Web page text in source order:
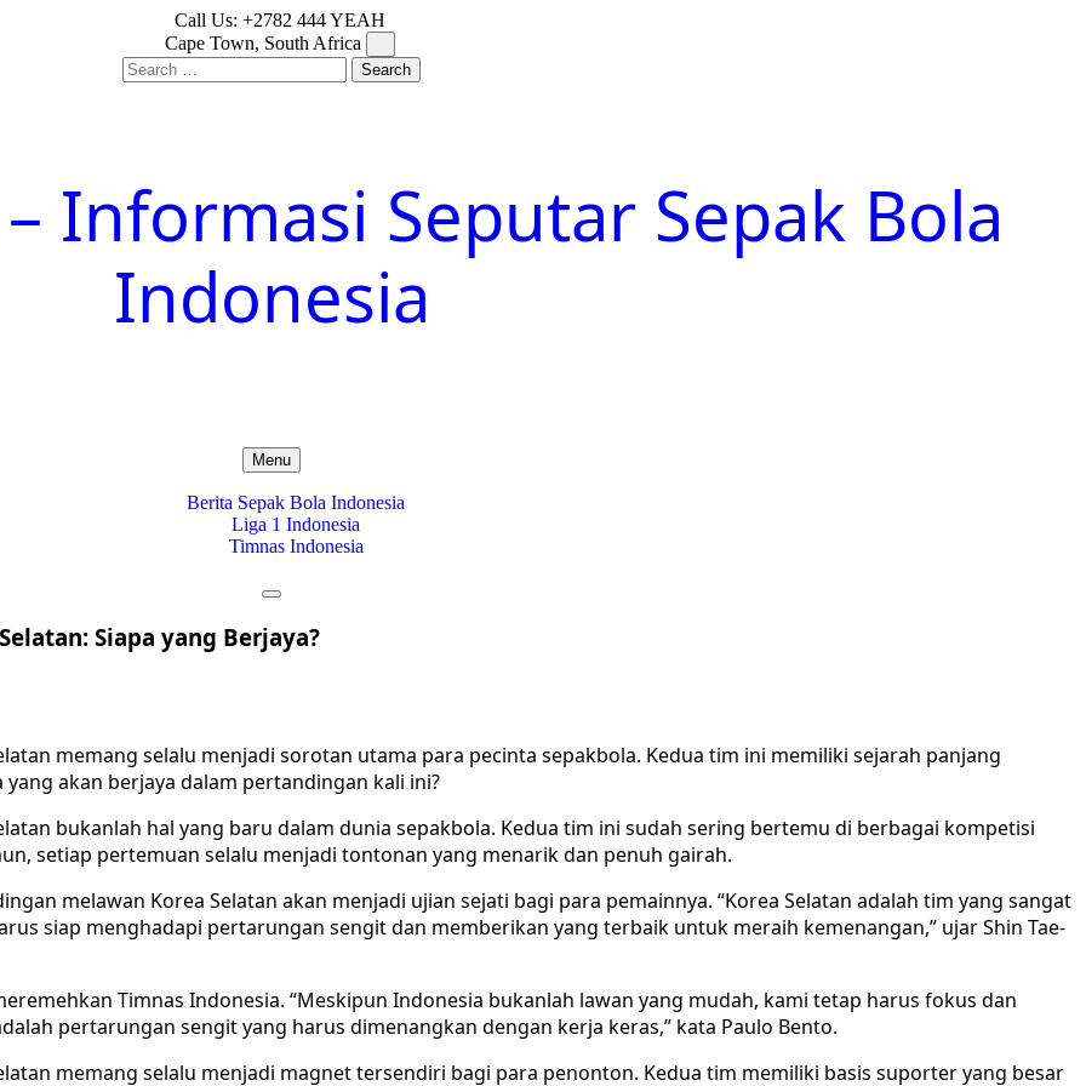
Call Us: +2782 444 YEAH
Cape Town, South Africa
Search
for:
– Informasi Seputar Sepak Bola
Indonesia
Menu
Berita Sepak Bola Indonesia
Liga 1 Indonesia
Timnas Indonesia
Siapa yang Berjaya?
memang selalu menjadi sorotan utama para pecinta sepakbola. Kedua tim ini memiliki sejarah panjang
akan berjaya dalam pertandingan kali ini?
bukanlah hal yang baru dalam dunia sepakbola. Kedua tim ini sudah sering bertemu di berbagai kompetisi
setiap pertemuan selalu menjadi tontonan yang menarik dan penuh gairah.
melawan Korea Selatan akan menjadi ujian sejati bagi para pemainnya. “Korea Selatan adalah tim yang sangat
siap menghadapi pertarungan sengit dan memberikan yang terbaik untuk meraih kemenangan,” ujar Shin Tae-
Timnas Indonesia. “Meskipun Indonesia bukanlah lawan yang mudah, kami tetap harus fokus dan
pertarungan sengit yang harus dimenangkan dengan kerja keras,” kata Paulo Bento.
memang selalu menjadi magnet tersendiri bagi para penonton. Kedua tim memiliki basis suporter yang besar